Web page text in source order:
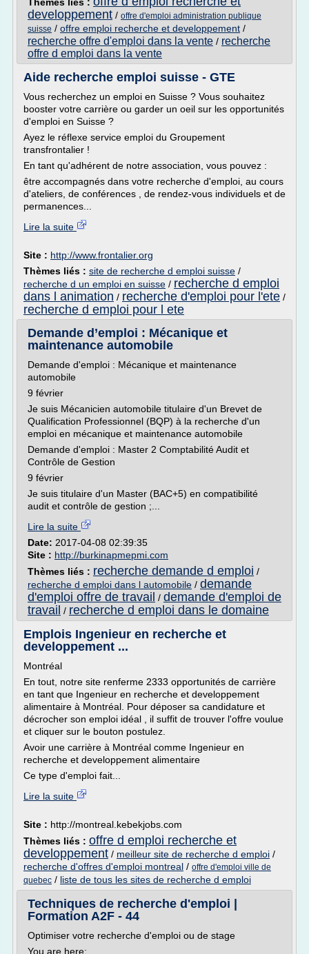
developpement / offre d'emploi administration publique
suisse / offre emploi recherche et developpement /
recherche offre d'emploi dans la vente / recherche
offre d emploi dans la vente
Aide recherche emploi suisse - GTE
Vous recherchez un emploi en Suisse ? Vous souhaitez
booster votre carrière ou garder un oeil sur les opportunités
d'emploi en Suisse ?
Ayez le réflexe service emploi du Groupement
transfrontalier !
En tant qu'adhérent de notre association, vous pouvez :
être accompagnés dans votre recherche d'emploi, au cours
d'ateliers, de conférences , de rendez-vous individuels et de
permanences...
Lire la suite
Site : http://www.frontalier.org
Thèmes liés : site de recherche d emploi suisse /
recherche d un emploi en suisse / recherche d emploi
dans l animation / recherche d'emploi pour l'ete /
recherche d emploi pour l ete
Demande d’emploi : Mécanique et
maintenance automobile
Demande d'emploi : Mécanique et maintenance
automobile
9 février
Je suis Mécanicien automobile titulaire d'un Brevet de
Qualification Professionnel (BQP) à la recherche d'un
emploi en mécanique et maintenance automobile
Demande d'emploi : Master 2 Comptabilité Audit et
Contrôle de Gestion
9 février
Je suis titulaire d'un Master (BAC+5) en compatibilité
audit et contrôle de gestion ;...
Lire la suite
Date: 2017-04-08 02:39:35
Site : http://burkinapmepmi.com
Thèmes liés : recherche demande d emploi /
recherche d emploi dans l automobile / demande
d'emploi offre de travail / demande d'emploi de
travail / recherche d emploi dans le domaine
Emplois Ingenieur en recherche et
developpement ...
Montréal
En tout, notre site renferme 2333 opportunités de carrière
en tant que Ingenieur en recherche et developpement
alimentaire à Montréal. Pour déposer sa candidature et
décrocher son emploi idéal , il suffit de trouver l'offre voulue
et cliquer sur le bouton postulez.
Avoir une carrière à Montréal comme Ingenieur en
recherche et developpement alimentaire
Ce type d'emploi fait...
Lire la suite
Site : http://montreal.kebekjobs.com
Thèmes liés : offre d emploi recherche et
developpement / meilleur site de recherche d emploi /
recherche d'offres d'emploi montreal / offre d'emploi ville de
quebec / liste de tous les sites de recherche d emploi
Techniques de recherche d'emploi |
Formation A2F - 44
Optimiser votre recherche d'emploi ou de stage
You are here: